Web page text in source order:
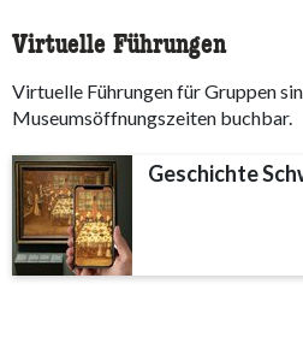
Virtuelle Führungen
Virtuelle Führungen für Gruppen
Museumsöffnungszeiten buchbar.